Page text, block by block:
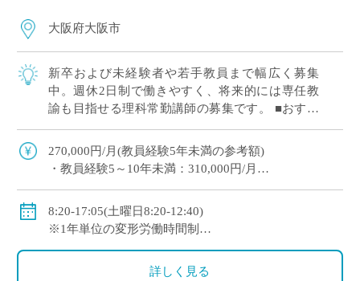
大阪府大阪市
新卒および未経験者や若手教員まで幅広く募集
中。週休2日制で働きやすく、将来的には専任教
諭も目指せる理科常勤講師の募集です。 ■おすす
教育への意欲を重視した採用です。 平日1日 […]
270,000円/月(教員経験5年未満の参考額)
・教員経験5～10年未満：310,000円/月
◇手当：各種有
◇賞与：有
8:20-17:05(土曜日8:20-12:40)
※1年単位の変形労働時間制
詳しく見る